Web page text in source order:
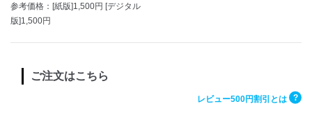
参考価格：[紙版]1,500円 [デジタル
版]1,500円
ご注文はこちら
レビュー500円割引とは ?